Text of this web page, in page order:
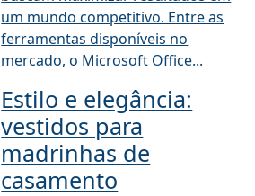
um mundo competitivo. Entre as
ferramentas disponíveis no
mercado, o Microsoft Office...
Estilo e elegância:
vestidos para
madrinhas de
casamento